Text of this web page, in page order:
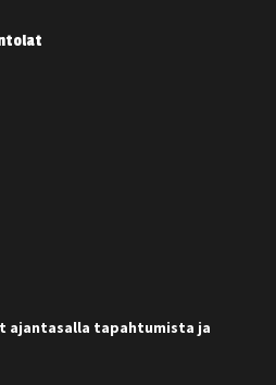
ajantasalla tapahtumista ja